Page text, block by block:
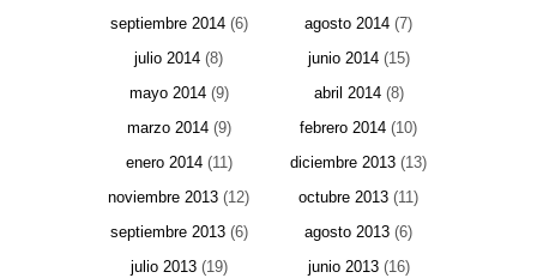
septiembre 2014(6) agosto 2014 (7)
julio 2014 (8) junio 2014(15)
mayo 2014(9) abril 2014(8)
marzo 2014(9) febrero 2014 (10)
enero 2014(11) diciembre 2013 (13)
noviembre 2013 (12) octubre 2013 (11)
septiembre 2013(6) agosto 2013 (6)
julio 2013(19) junio 2013(16)